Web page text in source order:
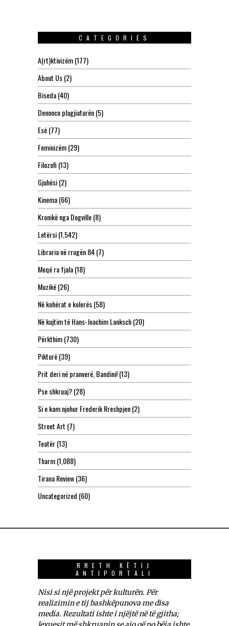
CATEGORIES
A(rt)ktivizëm(177)
About Us(2)
Biseda(40)
Denonco plagjiaturën(5)
Esé(77)
Feminizëm(29)
Filozofi (13)
Gjuhësi(2)
Kinema(66)
Kronikë nga Dogville(8)
Letërsi(1,542)
Libraria në rrugën 84(7)
Meqë ra fjala(18)
Muzikë(26)
Në kohërat e kolerës(58)
Në kujtim të Hans-Joachim Lanksch(20)
Përkthim(730)
Pikturë(39)
Prit deri në pranverë, Bandini!(13)
Pse shkruaj?(28)
Si e kam njohur Frederik Rreshpjen(2)
Street Art (7)
Teatër(13)
Tharm(1,088)
Tirana Review(36)
Uncategorized (60)
RRETH KËTIJ
ANTIPORTALI
Nisi si një projekt për kulturën. Për
realizimin e tij bashkëpunova me disa
media. Rezultati ishte i njëjtë në të gjitha;